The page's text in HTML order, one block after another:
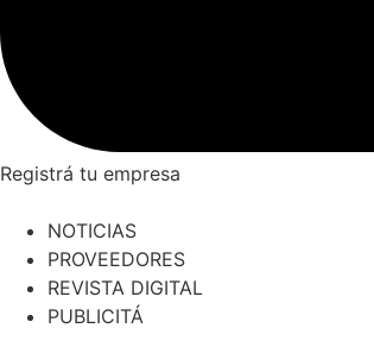
Registrá tu empresa
NOTICIAS
PROVEEDORES
REVISTA DIGITAL
PUBLICITÁ